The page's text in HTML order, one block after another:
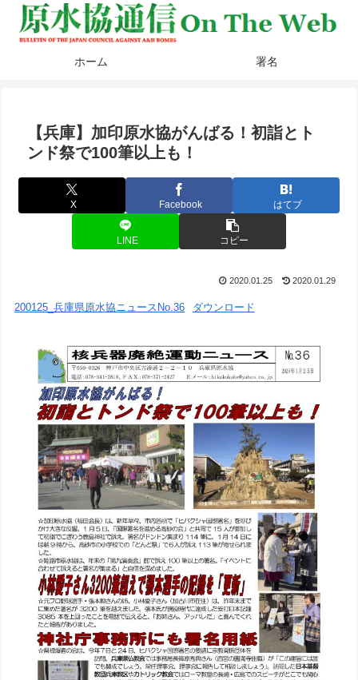
ホーム 署名
【兵庫】加印原水協がんばる！初詣とト
ンド祭で100筆以上も！
X Facebook はてブ
LINE コピー
2020.01.25 2020.01.29
200125_兵庫県原水協ニュースNo.36 ダウンロード